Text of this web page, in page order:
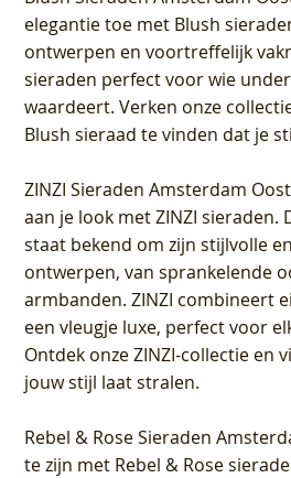
elegantie toe met Blush
ontwerpen en voortreffelijk
sieraden perfect voor wie
waardeert. Verken onze
Blush sieraad te vinden dat je
ZINZI Sieraden Amsterdam Oost
aan je look met ZINZI sieraden.
staat bekend om zijn stijlvolle
ontwerpen, van sprankelende
armbanden. ZINZI combineert
een vleugje luxe, perfect voor
Ontdek onze ZINZI-collectie en
jouw stijl laat stralen.
Rebel & Rose Sieraden
te zijn met Rebel & Rose